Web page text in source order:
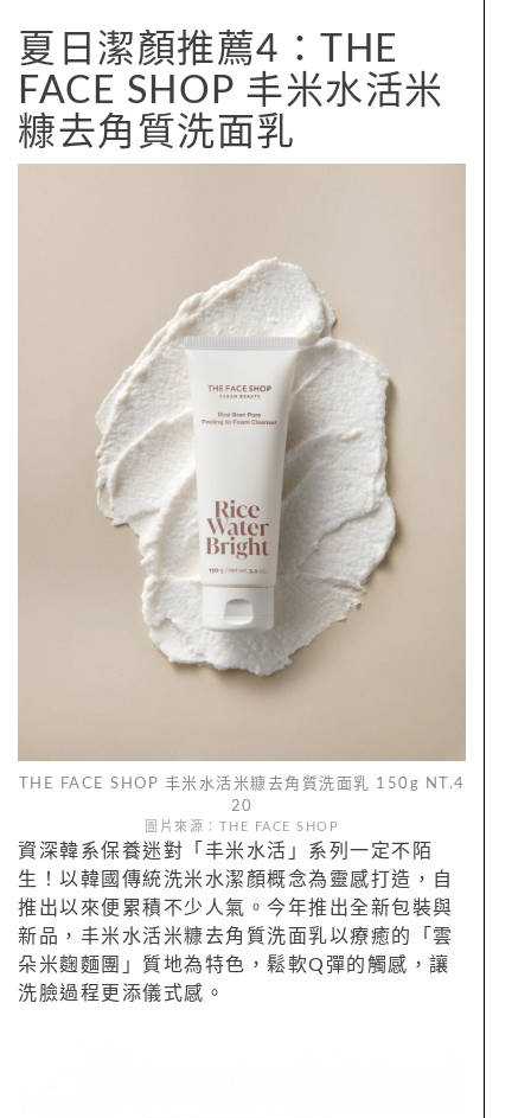
夏日潔顏推薦4：THE
FACE SHOP 丰米水活米
糠去角質洗面乳
THE FACE SHOP 丰米水活米糠去角質洗面乳 150g NT.4
20
圖片來源：THE FACE SHOP
資深韓系保養迷對「丰米水活」系列一定不陌
生！以韓國傳統洗米水潔顏概念為靈感打造，自
推出以來便累積不少人氣。今年推出全新包裝與
新品，丰米水活米糠去角質洗面乳以療癒的「雲
朵米麴麵團」質地為特色，鬆軟Q彈的觸感，讓
洗臉過程更添儀式感。